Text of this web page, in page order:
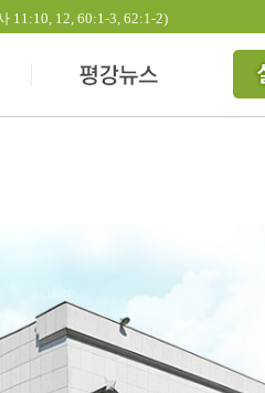
11:10, 12, 60:1-3, 62:1-2)